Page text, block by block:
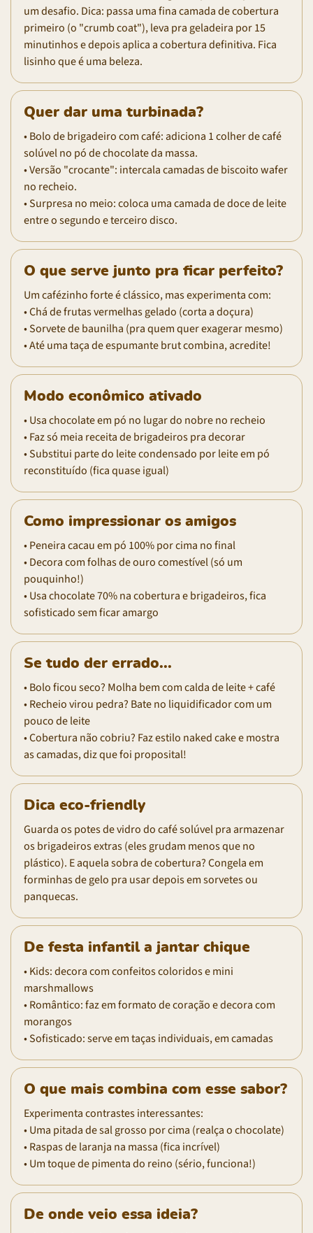
um desafio. Dica: passa uma fina camada de cobertura
primeiro (o "crumb coat"), leva pra geladeira por 15
minutinhos e depois aplica a cobertura definitiva. Fica
lisinho que é uma beleza.
Quer dar uma turbinada?
• Bolo de brigadeiro com café: adiciona 1 colher de café
solúvel no pó de chocolate da massa.
• Versão "crocante": intercala camadas de biscoito wafer
no recheio.
• Surpresa no meio: coloca uma camada de doce de leite
entre o segundo e terceiro disco.
O que serve junto pra ficar perfeito?
Um cafézinho forte é clássico, mas experimenta com:
• Chá de frutas vermelhas gelado (corta a doçura)
• Sorvete de baunilha (pra quem quer exagerar mesmo)
• Até uma taça de espumante brut combina, acredite!
Modo econômico ativado
• Usa chocolate em pó no lugar do nobre no recheio
• Faz só meia receita de brigadeiros pra decorar
• Substitui parte do leite condensado por leite em pó
reconstituído (fica quase igual)
Como impressionar os amigos
• Peneira cacau em pó 100% por cima no final
• Decora com folhas de ouro comestível (só um
pouquinho!)
• Usa chocolate 70% na cobertura e brigadeiros, fica
sofisticado sem ficar amargo
Se tudo der errado...
• Bolo ficou seco? Molha bem com calda de leite + café
• Recheio virou pedra? Bate no liquidificador com um
pouco de leite
• Cobertura não cobriu? Faz estilo naked cake e mostra
as camadas, diz que foi proposital!
Dica eco-friendly
Guarda os potes de vidro do café solúvel pra armazenar
os brigadeiros extras (eles grudam menos que no
plástico). E aquela sobra de cobertura? Congela em
forminhas de gelo pra usar depois em sorvetes ou
panquecas.
De festa infantil a jantar chique
• Kids: decora com confeitos coloridos e mini
marshmallows
• Romântico: faz em formato de coração e decora com
morangos
• Sofisticado: serve em taças individuais, em camadas
O que mais combina com esse sabor?
Experimenta contrastes interessantes:
• Uma pitada de sal grosso por cima (realça o chocolate)
• Raspas de laranja na massa (fica incrível)
• Um toque de pimenta do reino (sério, funciona!)
De onde veio essa ideia?